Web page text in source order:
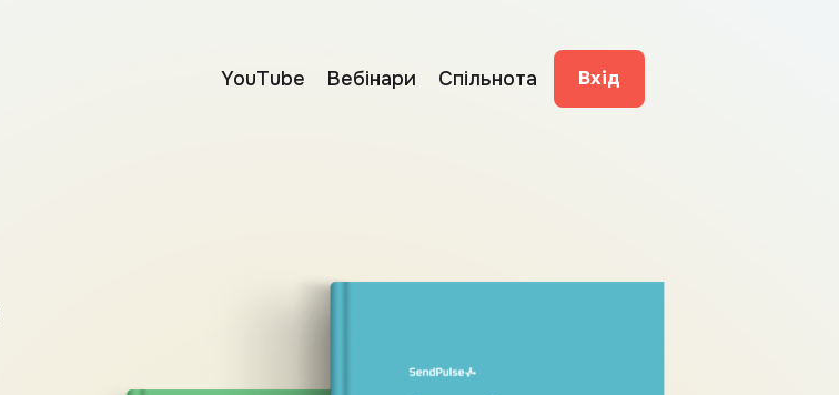
YouTube Вебінари Спільнота Вхід